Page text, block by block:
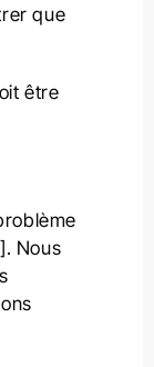
que
être
Nous